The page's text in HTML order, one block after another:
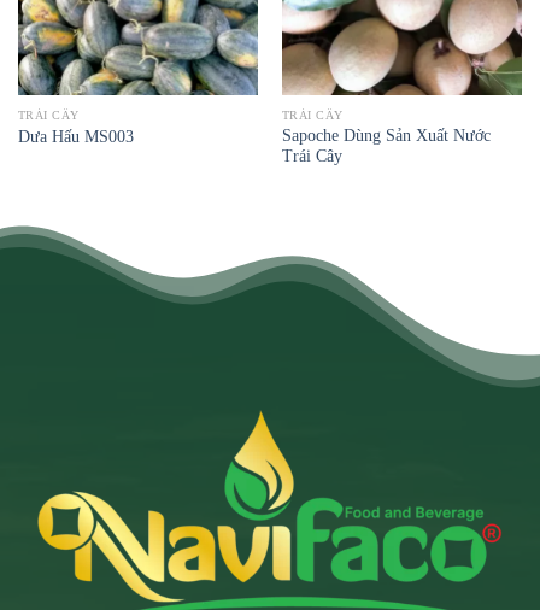
TRÁI CÂY
Dưa Hấu MS003
TRÁI CÂY
Sapoche Dùng Sản Xuất Nước
Trái Cây